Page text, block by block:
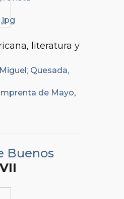
literatura y
; Quesada,
Imprenta de Mayo,
Buenos